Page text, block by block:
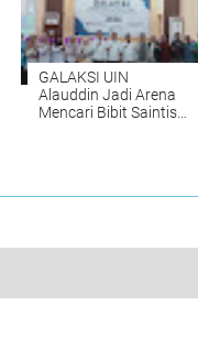
GALAKSI UIN
Alauddin Jadi Arena
Mencari Bibit Saintis